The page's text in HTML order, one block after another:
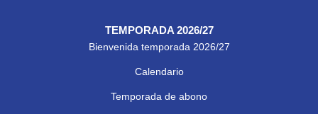
TEMPORADA 2026/27
Bienvenida temporada 2026/27
Calendario
Temporada de abono